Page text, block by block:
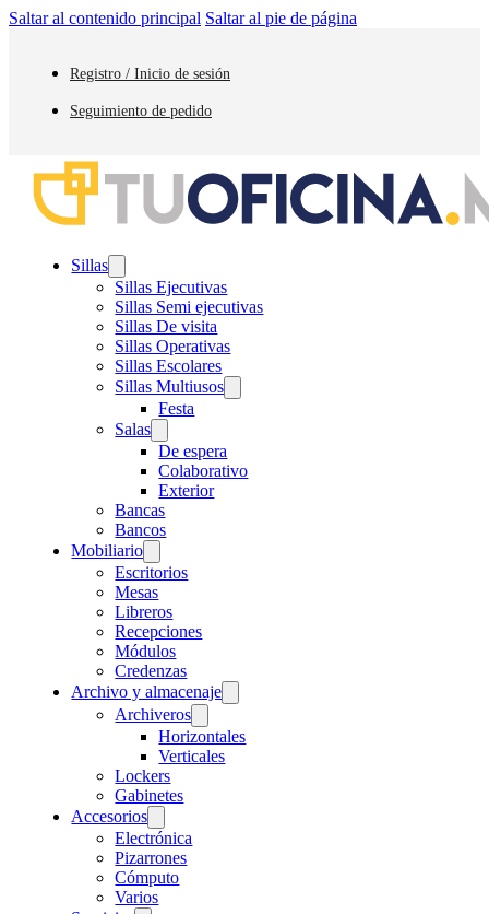
Saltar al contenido principal Saltar al pie de página
Registro / Inicio de sesión
Seguimiento de pedido
Sillas
Sillas Ejecutivas
Sillas Semi ejecutivas
Sillas De visita
Sillas Operativas
Sillas Escolares
Sillas Multiusos
Festa
Salas
De espera
Colaborativo
Exterior
Bancas
Bancos
Mobiliario
Escritorios
Mesas
Libreros
Recepciones
Módulos
Credenzas
Archivo y almacenaje
Archiveros
Horizontales
Verticales
Lockers
Gabinetes
Accesorios
Electrónica
Pizarrones
Cómputo
Varios